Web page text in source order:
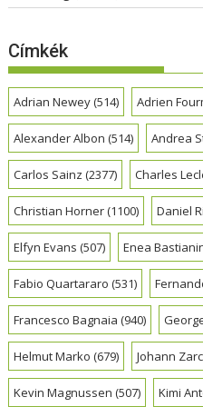
Címkék
Adrian Newey(514) Adrien
Alexander Albon (514) Andrea
Carlos Sainz (2377) Charles
Christian Horner(1100) Daniel
Elfyn Evans (507) Enea
Fabio Quartararo (531)
Francesco Bagnaia (940)
Helmut Marko (679) Johann
Kevin Magnussen (507) Kimi